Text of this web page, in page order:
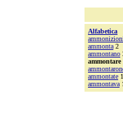
Alfabetica
ammonizioni
ammonta 2
ammontano
ammontare
ammontate 1
ammontava 1